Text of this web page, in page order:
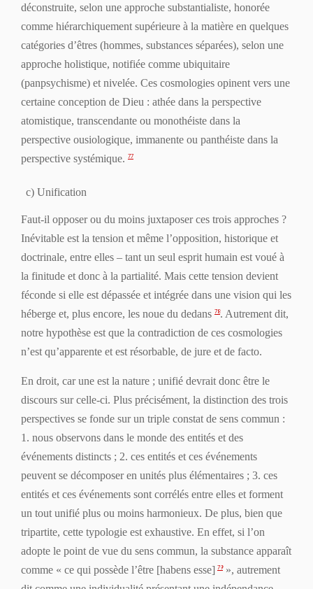
déconstruite, selon une approche substantialiste, honorée
comme hiérarchiquement supérieure à la matière en quelques
catégories d’êtres (hommes, substances séparées), selon une
approche holistique, notifiée comme ubiquitaire
(panpsychisme) et nivelée. Ces cosmologies opinent vers une
certaine conception de Dieu : athée dans la perspective
atomistique, transcendante ou monothéiste dans la
perspective ousiologique, immanente ou panthéiste dans la
perspective systémique. 77
c) Unification
Faut-il opposer ou du moins juxtaposer ces trois approches ?
Inévitable est la tension et même l’opposition, historique et
doctrinale, entre elles – tant un seul esprit humain est voué à
la finitude et donc à la partialité. Mais cette tension devient
féconde si elle est dépassée et intégrée dans une vision qui les
héberge et, plus encore, les noue du dedans 78. Autrement dit,
notre hypothèse est que la contradiction de ces cosmologies
n’est qu’apparente et est résorbable, de jure et de facto.
En droit, car une est la nature ; unifié devrait donc être le
discours sur celle-ci. Plus précisément, la distinction des trois
perspectives se fonde sur un triple constat de sens commun :
1. nous observons dans le monde des entités et des
événements distincts ; 2. ces entités et ces événements
peuvent se décomposer en unités plus élémentaires ; 3. ces
entités et ces événements sont corrélés entre elles et forment
un tout unifié plus ou moins harmonieux. De plus, bien que
tripartite, cette typologie est exhaustive. En effet, si l’on
adopte le point de vue du sens commun, la substance apparaît
comme « ce qui possède l’être [habens esse] 79», autrement